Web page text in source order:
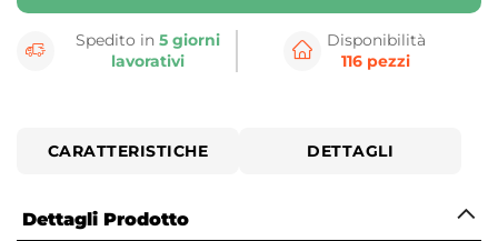
Spedito in5 giorni
lavorativi
Disponibilità
116 pezzi
CARATTERISTICHE DETTAGLI
Dettagli Prodotto